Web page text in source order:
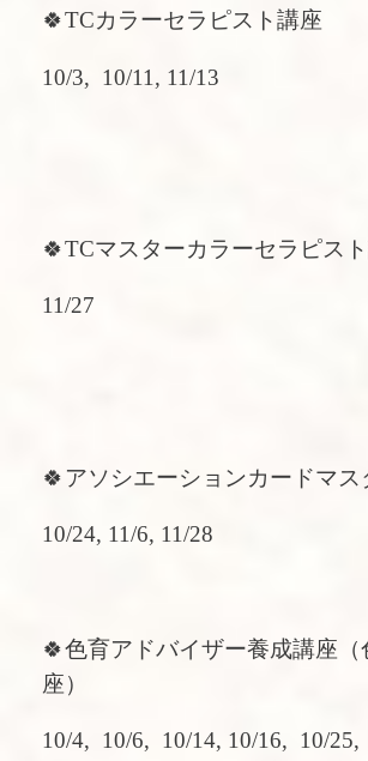
🍀TCカラーセラピスト講座
10/3, 10/11, 11/13
🍀TCマスターカラーセラピス
11/27
🍀アソシエーションカードマス
10/24, 11/6, 11/28
🍀色育アドバイザー養成講座
座）
10/4, 10/6, 10/14, 10/16, 10/